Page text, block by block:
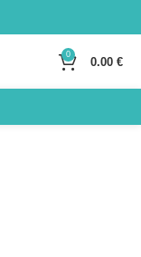
0
0.00 €